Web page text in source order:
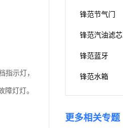
指示灯，
灯灯。
锋范节气门
锋范汽油滤芯
锋范蓝牙
锋范水箱
更多相关专题